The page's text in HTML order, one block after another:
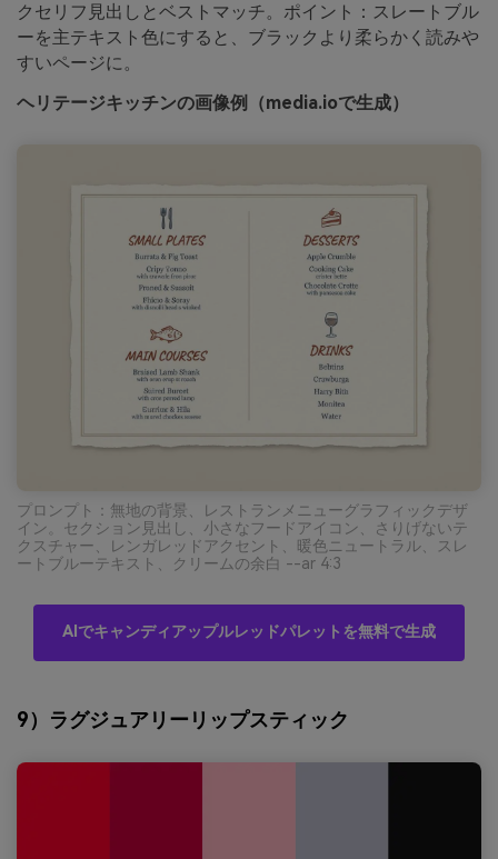
クセリフ見出しとベストマッチ。ポイント：スレートブル
ーを主テキスト色にすると、ブラックより柔らかく読みや
すいページに。
ヘリテージキッチンの画像例（media.ioで生成）
プロンプト：無地の背景、レストランメニューグラフィックデザ
イン。セクション見出し、小さなフードアイコン、さりげないテ
クスチャー、レンガレッドアクセント、暖色ニュートラル、スレ
ートブルーテキスト、クリームの余白 --ar 4:3
AIでキャンディアップルレッドパレットを無料で生成
9）ラグジュアリーリップスティック